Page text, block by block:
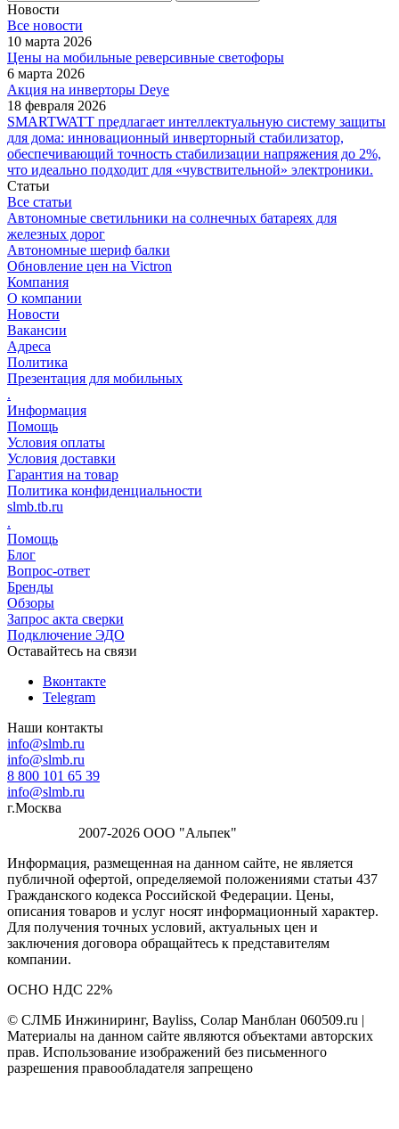
Новости
Все новости
10 марта 2026
Цены на мобильные реверсивные светофоры
6 марта 2026
Акция на инверторы Deye
18 февраля 2026
SMARTWATT предлагает интеллектуальную систему защиты
для дома: инновационный инверторный стабилизатор,
обеспечивающий точность стабилизации напряжения до 2%,
что идеально подходит для «чувствительной» электроники.
Статьи
Все статьи
Автономные светильники на солнечных батареях для
железных дорог
Автономные шериф балки
Обновление цен на Victron
Компания
О компании
Новости
Вакансии
Адреса
Политика
Презентация для мобильных
.
Информация
Помощь
Условия оплаты
Условия доставки
Гарантия на товар
Политика конфиденциальности
slmb.tb.ru
.
Помощь
Блог
Вопрос-ответ
Бренды
Обзоры
Запрос акта сверки
Подключение ЭДО
Оставайтесь на связи
Вконтакте
Telegram
Наши контакты
info@slmb.ru
info@slmb.ru
8 800 101 65 39
info@slmb.ru
г.Москва
2007-2026 ООО "Альпек"
Информация, размещенная на данном сайте, не является
публичной офертой, определяемой положениями статьи 437
Гражданского кодекса Российской Федерации. Цены,
описания товаров и услуг носят информационный характер.
Для получения точных условий, актуальных цен и
заключения договора обращайтесь к представителям
компании.
ОСНО НДС 22%
© СЛМБ Инжиниринг, Bayliss, Солар Манблан 060509.ru |
Материалы на данном сайте являются объектами авторских
прав. Использование изображений без письменного
разрешения правообладателя запрещено